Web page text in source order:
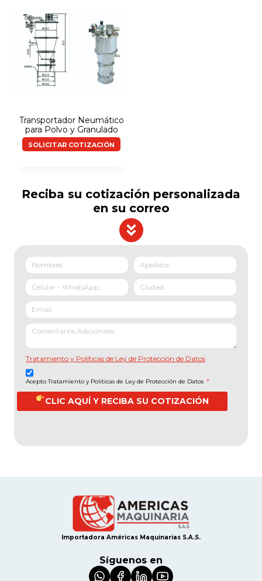
Transportador Neumático
para Polvo y Granulado
SOLICITAR COTIZACIÓN
Reciba su cotización personalizada
en su correo
Tratamiento y Políticas de Ley de Protección de Datos
Acepto Tratamiento y Políticas de Ley de Protección de Datos *
CLIC AQUÍ Y RECIBA SU COTIZACIÓN
Importadora Américas Maquinarias S.A.S.
Síguenos en